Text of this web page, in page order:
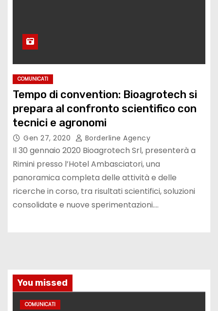
COMUNICATI
Tempo di convention: Bioagrotech si
prepara al confronto scientifico con
tecnici e agronomi
Gen 27, 2020 Borderline Agency
Il 30 gennaio 2020 Bioagrotech Srl, presenterà a
Rimini presso l’Hotel Ambasciatori, una
panoramica completa delle attività e delle
ricerche in corso, tra risultati scientifici, soluzioni
consolidate e nuove sperimentazioni.…
You missed
COMUNICATI